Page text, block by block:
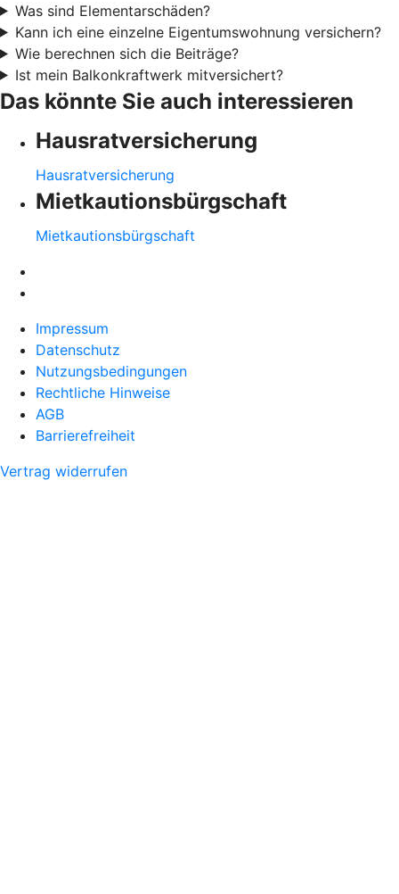
Was sind Elementarschäden?
Kann ich eine einzelne Eigentumswohnung versichern?
Wie berechnen sich die Beiträge?
Ist mein Balkonkraftwerk mitversichert?
Das könnte Sie auch interessieren
Hausratversicherung
Hausratversicherung
Mietkautionsbürgschaft
Mietkautionsbürgschaft
Impressum
Datenschutz
Nutzungsbedingungen
Rechtliche Hinweise
AGB
Barrierefreiheit
Vertrag widerrufen